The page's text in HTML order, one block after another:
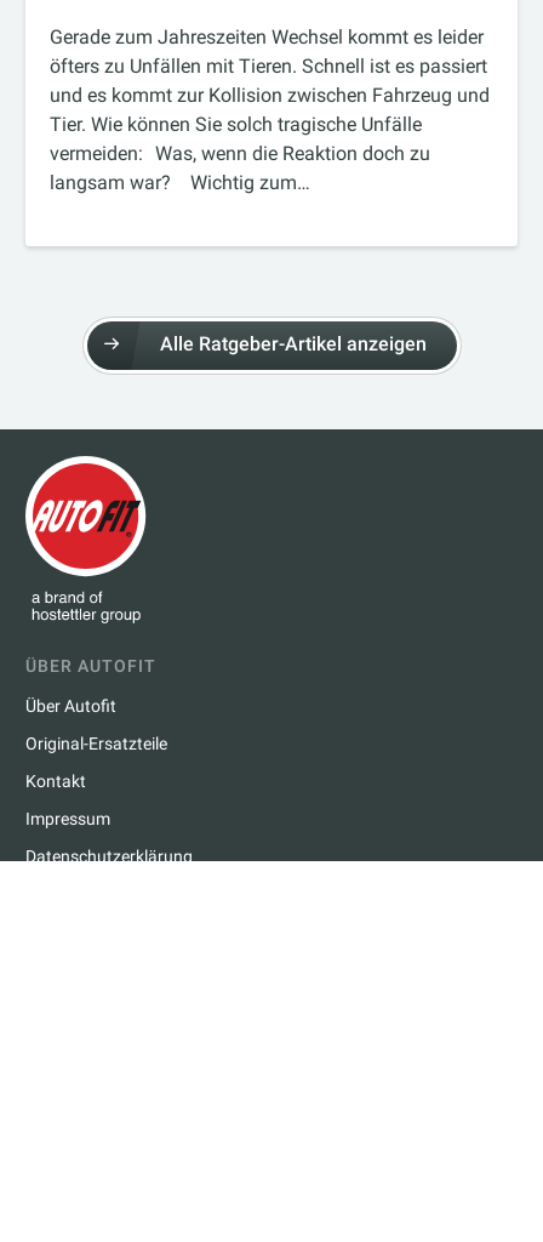
Gerade zum Jahreszeiten Wechsel kommt es leider
öfters zu Unfällen mit Tieren. Schnell ist es passiert
und es kommt zur Kollision zwischen Fahrzeug und
Tier. Wie können Sie solch tragische Unfälle
vermeiden: Was, wenn die Reaktion doch zu
langsam war? Wichtig zum…
Alle Ratgeber-Artikel anzeigen
ÜBER AUTOFIT
Über Autofit
Original-Ersatzteile
Kontakt
Impressum
Datenschutzerklärung